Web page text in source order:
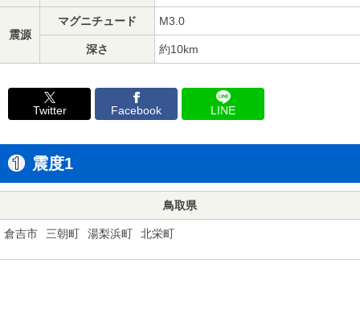
震源
マグニチュード M3.0
深さ 約10km
Twitter Facebook LINE
震度1
鳥取県
倉吉市 三朝町 湯梨浜町 北栄町